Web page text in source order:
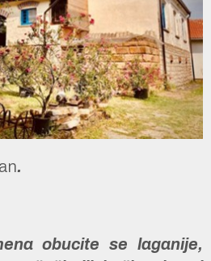
.
obucite se laganije,